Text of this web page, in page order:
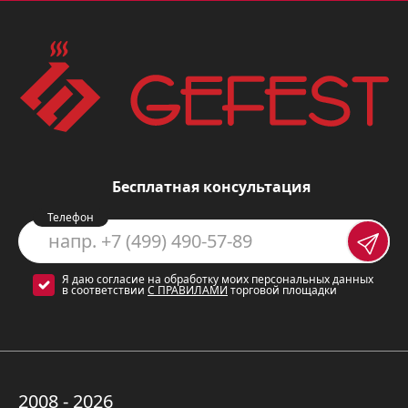
Преимущества модели:
Четыре зоны приготовления
обеспечивают максимальную
блюда.
Электророзжиг горелок
делает
процесс готовки максимально
удобным, исключая
безопасность, автоматически
Бесплатная консультация
Телефон
Я даю согласие на обработку моих персональных данных
в соответствии С ПРАВИЛАМИ торговой площадки
2008 - 2026